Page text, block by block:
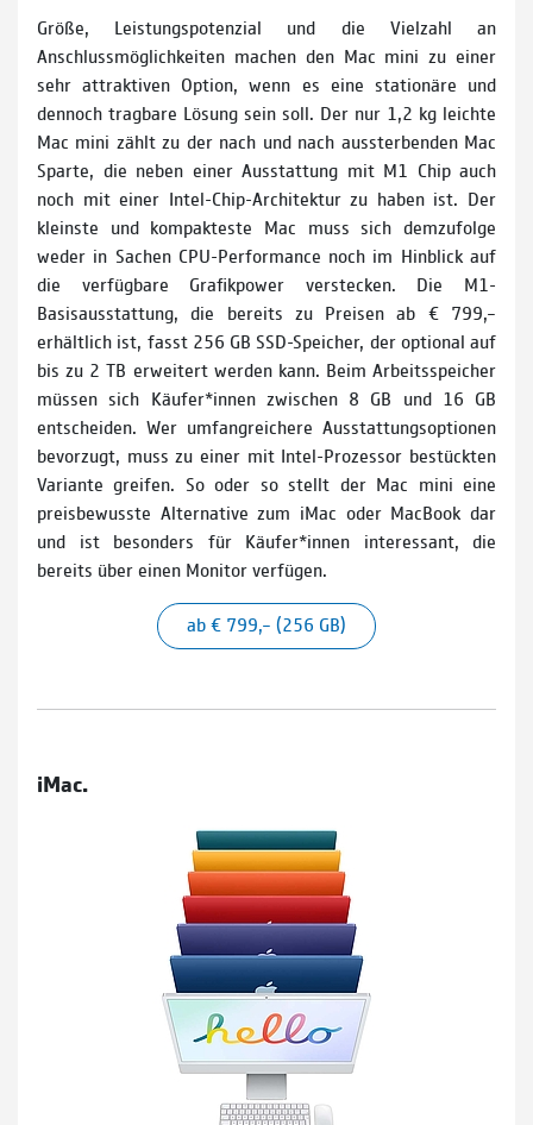
Größe, Leistungspotenzial und die Vielzahl an
Anschlussmöglichkeiten machen den Mac mini zu einer
sehr attraktiven Option, wenn es eine stationäre und
dennoch tragbare Lösung sein soll. Der nur 1,2 kg leichte
Mac mini zählt zu der nach und nach aussterbenden Mac
Sparte, die neben einer Ausstattung mit M1 Chip auch
noch mit einer Intel-Chip-Architektur zu haben ist. Der
kleinste und kompakteste Mac muss sich demzufolge
weder in Sachen CPU-Performance noch im Hinblick auf
die verfügbare Grafikpower verstecken. Die M1-
Basisausstattung, die bereits zu Preisen ab € 799,–
erhältlich ist, fasst 256 GB SSD-Speicher, der optional auf
bis zu 2 TB erweitert werden kann. Beim Arbeitsspeicher
müssen sich Käufer*innen zwischen 8 GB und 16 GB
entscheiden. Wer umfangreichere Ausstattungsoptionen
bevorzugt, muss zu einer mit Intel-Prozessor bestückten
Variante greifen. So oder so stellt der Mac mini eine
preisbewusste Alternative zum iMac oder MacBook dar
und ist besonders für Käufer*innen interessant, die
bereits über einen Monitor verfügen.
ab € 799,– (256 GB)
iMac.